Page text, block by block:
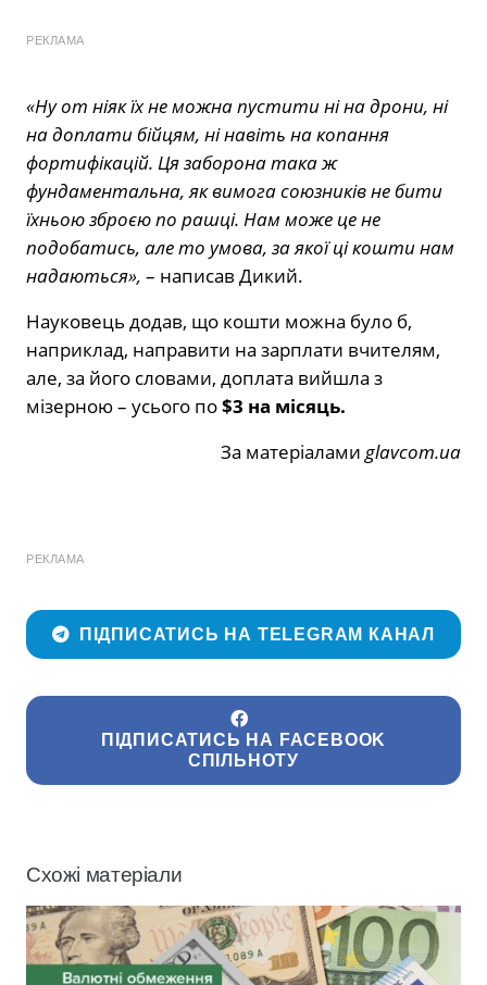
РЕКЛАМА
«Ну от ніяк їх не можна пустити ні на дрони, ні
на доплати бійцям, ні навіть на копання
фортифікацій. Ця заборона така ж
фундаментальна, як вимога союзників не бити
їхньою зброєю по рашці. Нам може це не
подобатись, але то умова, за якої ці кошти нам
надаються», – написав Дикий.
Науковець додав, що кошти можна було б,
наприклад, направити на зарплати вчителям,
але, за його словами, доплата вийшла з
мізерною – усього по$3 на місяць.
За матеріалами glavcom.ua
РЕКЛАМА
ПІДПИСАТИСЬ НА TELEGRAM КАНАЛ
ПІДПИСАТИСЬ НА FACEBOOK
СПІЛЬНОТУ
Схожі матеріали